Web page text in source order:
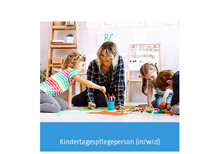
Kindertagespflegeperson (m/w/d)